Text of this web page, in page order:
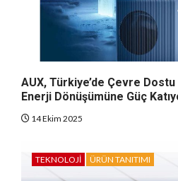
AUX, Türkiye’de Çevre Dostu
Enerji Dönüşümüne Güç
14 Ekim 2025
TEKNOLOJI ÜRÜN TANITIMI